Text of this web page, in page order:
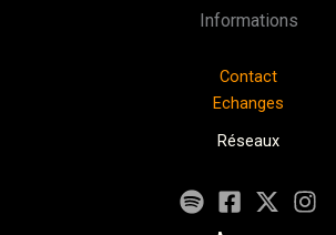
Informations
Contact
Echanges
Réseaux